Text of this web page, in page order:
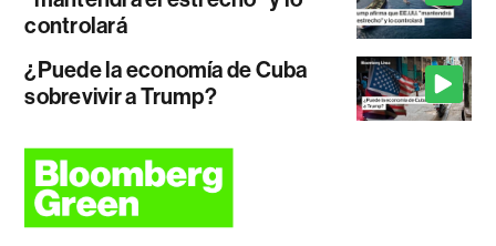
controlará
¿Puede la economía de Cuba
sobrevivir a Trump?